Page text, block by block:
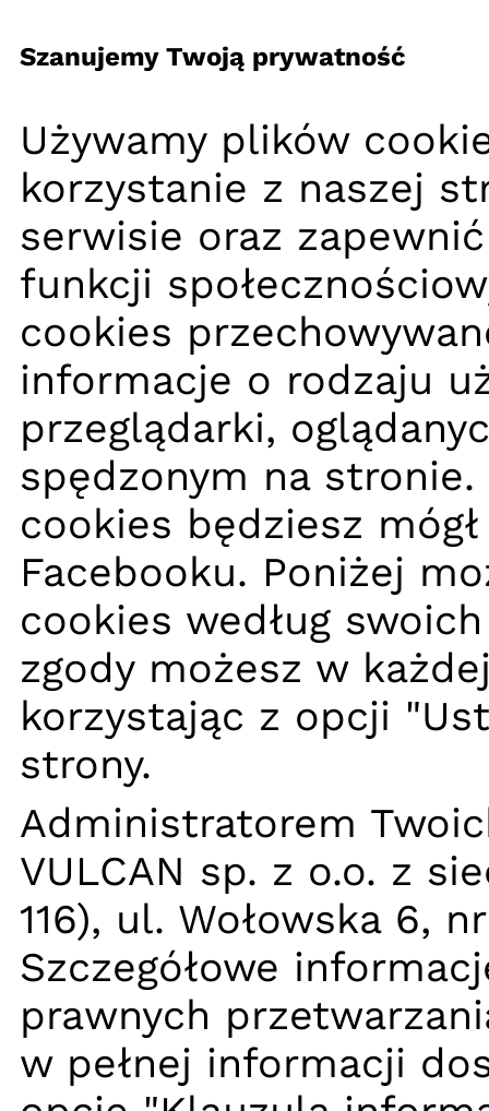
Szanujemy Twoją prywatność
Używamy plików
korzystanie z naszej
serwisie oraz
funkcji
cookies
informacje o rodzaju
przeglądarki,
spędzonym na
cookies będziesz
Facebooku. Poniżej
cookies według
zgody możesz w
korzystając z opcji
strony.
Administratorem
VULCAN sp. z o.o. z
116), ul. Wołowska 6,
Szczegółowe
prawnych
w pełnej informacji